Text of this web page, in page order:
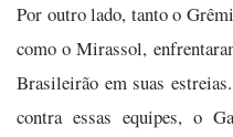
Por outro lado, tanto o
como o Mirassol,
Brasileirão em suas
contra essas equipes, o